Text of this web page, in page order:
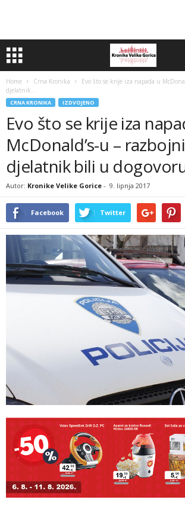
Home Crna Kronika
Evo što se krije iza napada u
djelatnik...
CRNA KRONIKA IZDVOJENO
Evo što se krije iza
McDonald’s-u –
djelatnik bili u
Autor: Kronike Velike Gorice - 9. lipnja 2017
Facebook Twitter